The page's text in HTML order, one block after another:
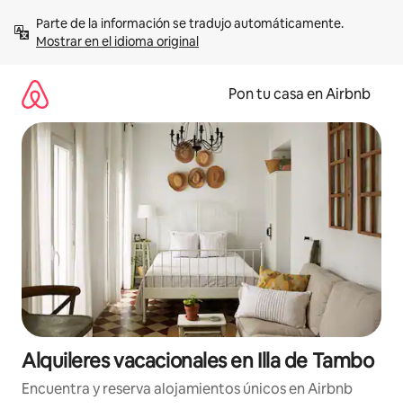
contenidoMostrar en el idioma original
Pon tu casa en Airbnb
Alquileres vacacionales en Illa de Tambo
Encuentra y reserva alojamientos únicos en Airbnb